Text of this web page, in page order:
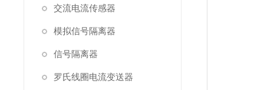
交流电流传感器
模拟信号隔离器
信号隔离器
罗氏线圈电流变送器